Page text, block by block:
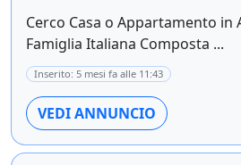
Cerco Casa o Appartamento in
Famiglia Italiana Composta ...
Inserito: 5 mesi fa alle 11:43
VEDI ANNUNCIO